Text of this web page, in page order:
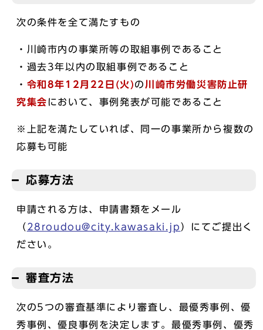
次の条件を全て満たすもの
・川崎市内の事業所等の取組事例であること
・過去3年以内の取組事例であること
・ 令和8年12月22日(火)の 川崎市労働災害防止研
究集会 において、事例発表が可能であること
※上記を満たしていれば、同一の事業所から複数の
応募も可能
応募方法
申請される方は、申請書類をメール
（ 28roudou@city.kawasaki.jp ）にてご提出く
ださい。
審査方法
次の5つの審査基準により審査し、最優秀事例、優
秀事例、優良事例を決定します。最優秀事例、優秀